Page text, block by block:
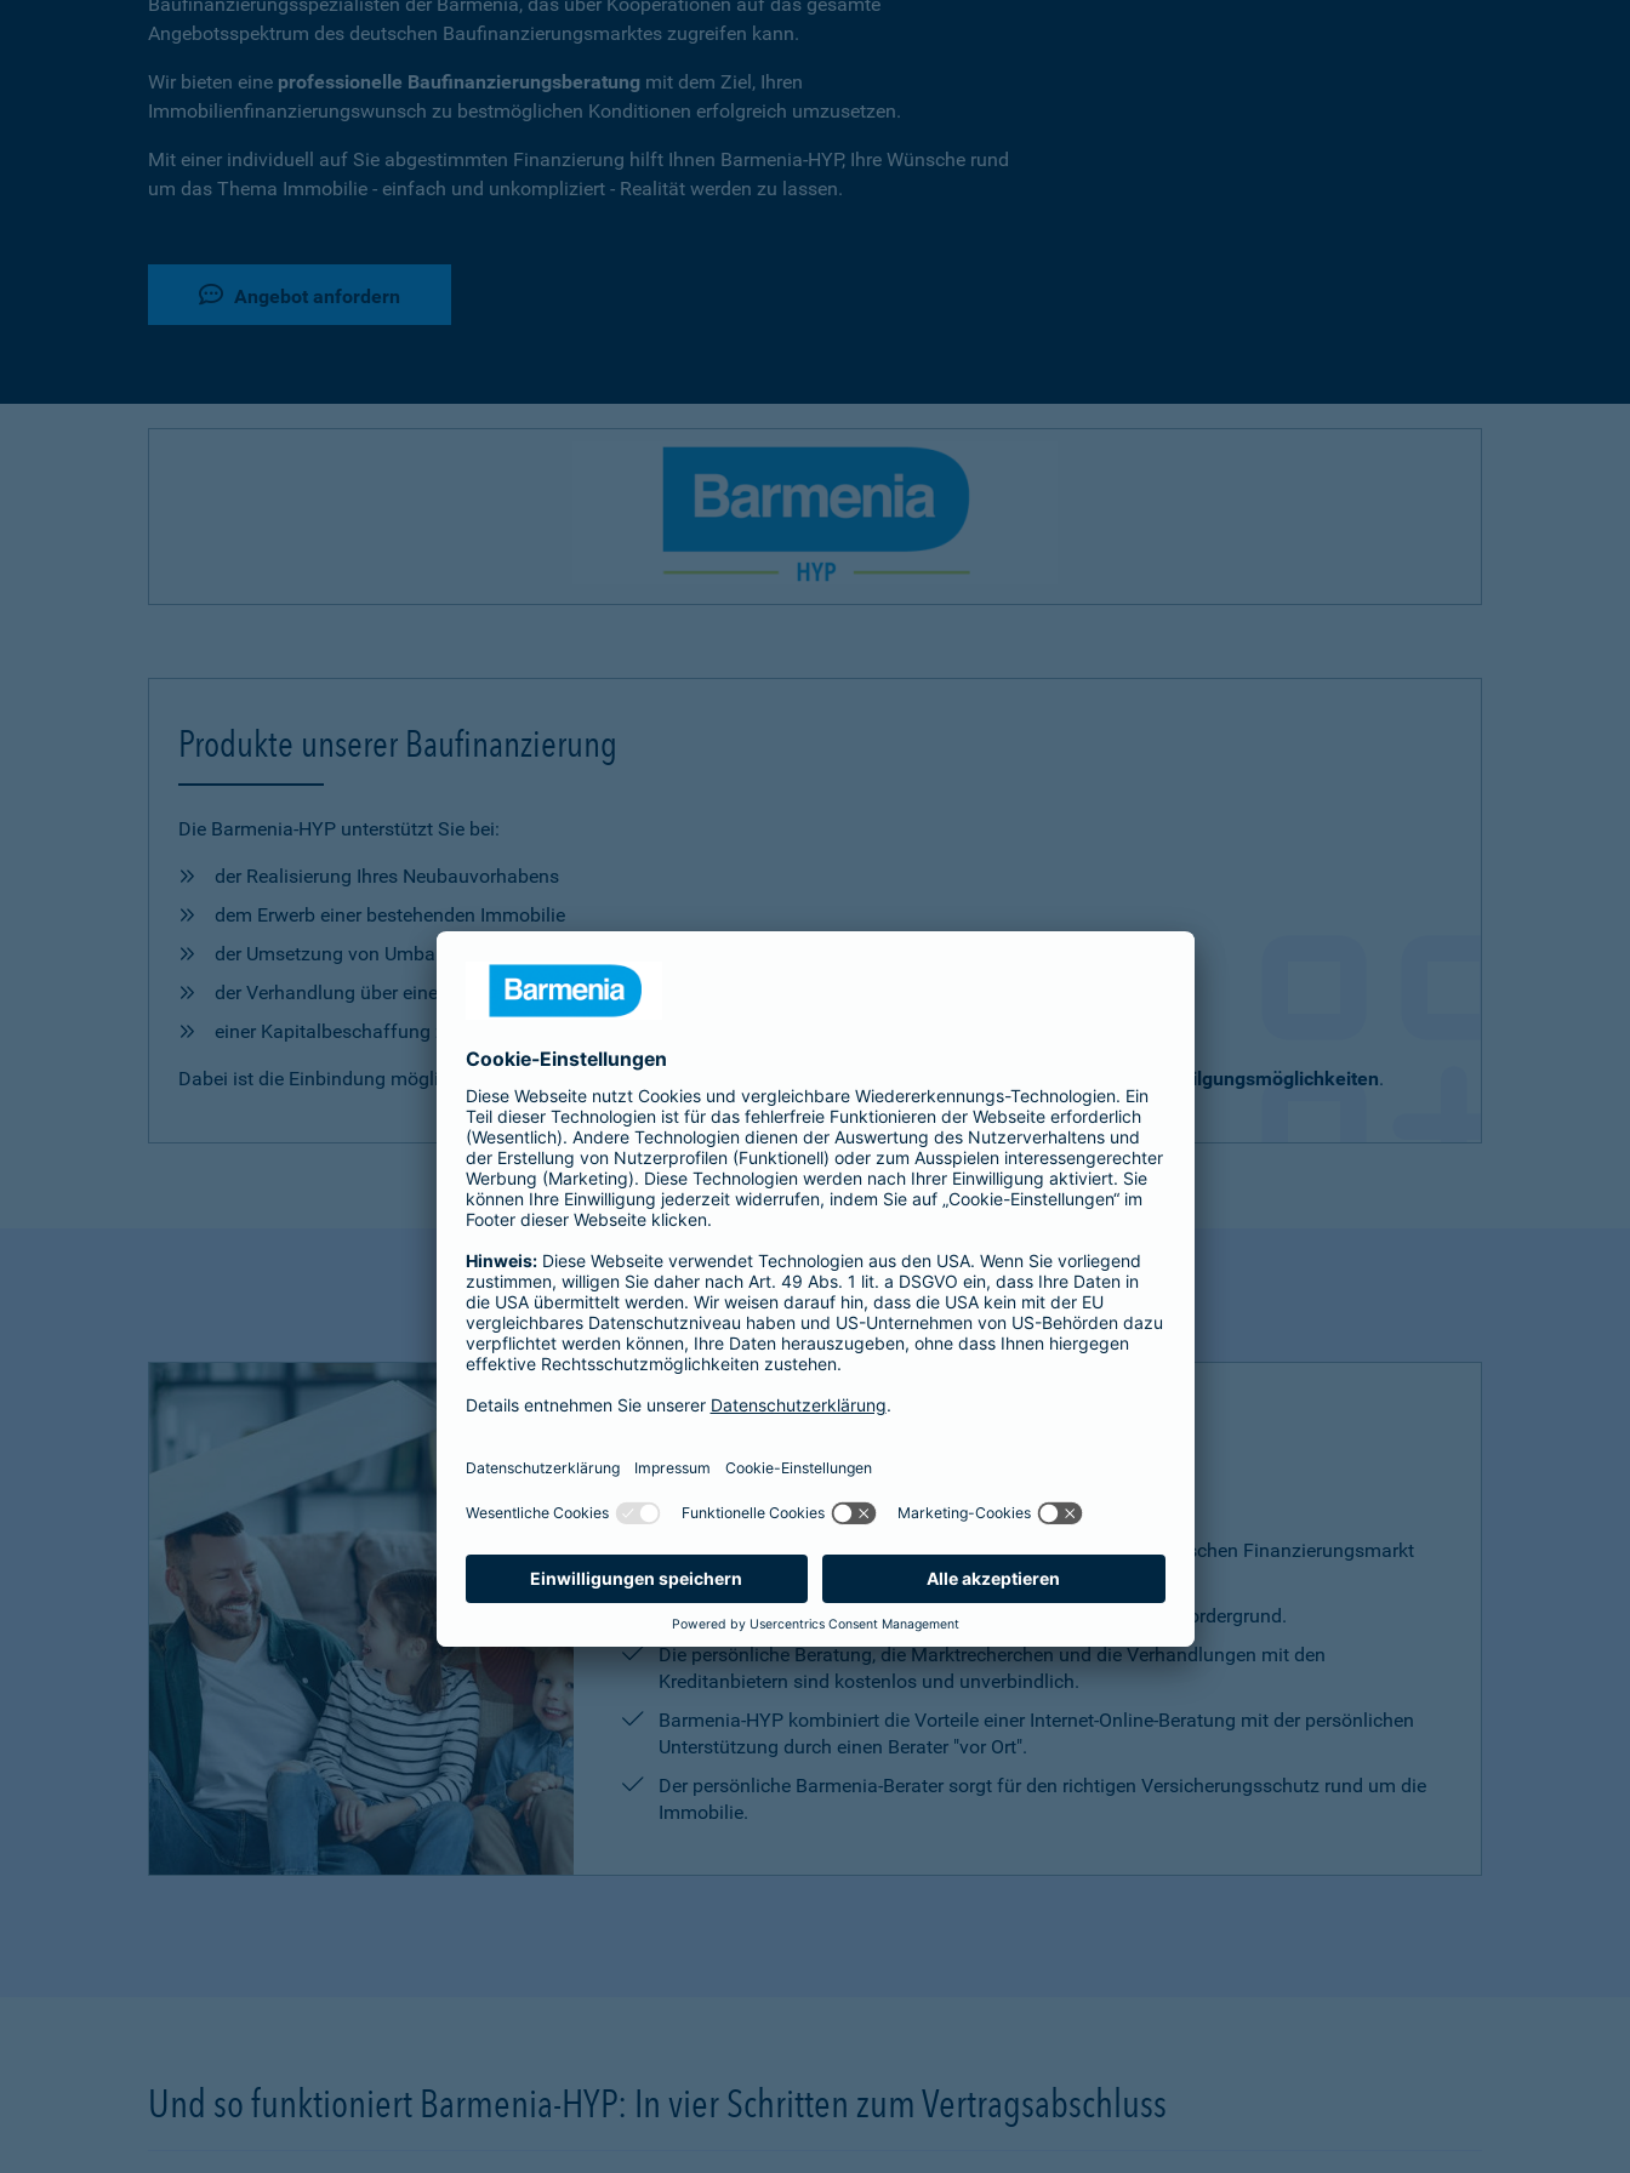
Angebotsspektrum des deutschen Baufinanzierungsmarktes zugreifen kann.
Wir bieten eine professionelle Baufinanzierungsberatung mit dem Ziel, Ihren
Immobilienfinanzierungswunsch zu bestmöglichen Konditionen erfolgreich umzusetzen.
Mit einer individuell auf Sie abgestimmten Finanzierung hilft Ihnen Barmenia-HYP, Ihre Wünsche rund
um das Thema Immobilie - einfach und unkompliziert - Realität werden zu lassen.
Angebot anfordern
Produkte unserer Baufinanzierung
Die Barmenia-HYP unterstützt Sie bei:
der Realisierung Ihres Neubauvorhabens
dem Erwerb einer bestehenden Immobilie
der Umsetzung von Umbau- und Modernisierungsmaßnahmen
der Verhandlung über eine Anschlussfinanzierung bei Ihrer Bank
einer Kapitalbeschaffung zur freien Verwendung
Dabei ist die Einbindung möglicher genauso selbstverständlich wie die Vereinbarung individueller Sondertilgungsmöglichkeiten.
Vorteile der Barmenia-HYP
Barmenia-HYP ist ungebunden.
Barmenia-HYP kann durch den Zugriff auf den gesamten deutschen Finanzierungsmarkt
flexibel auf Ihre Wünsche reagieren.
Die Machbarkeit der Finanzierung zum besten Preis steht im Vordergrund.
Die persönliche Beratung, die Marktrecherchen und die Verhandlungen mit den
Kreditanbietern sind kostenlos und unverbindlich.
Barmenia-HYP kombiniert die Vorteile einer Internet-Online-Beratung mit der persönlichen
Unterstützung durch einen Berater "vor Ort".
Der persönliche Barmenia-Berater sorgt für den richtigen Versicherungsschutz rund um die
Immobilie.
Und so funktioniert Barmenia-HYP: In vier Schritten zum Vertragsabschluss